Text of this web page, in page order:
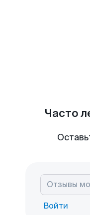
Часто
Войти